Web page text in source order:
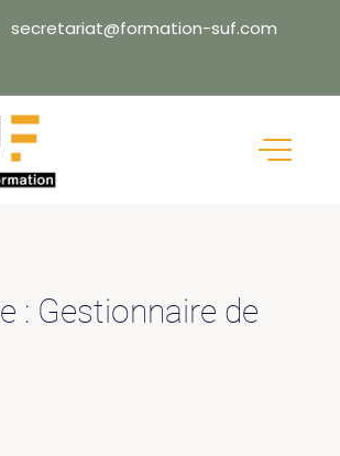
secretariat@formation-suf.com
: Gestionnaire de